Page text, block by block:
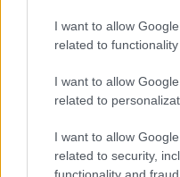
I want to allow
related to
I want to allow
related to
I want to allow
related to security,
Dizionario dei Sogni
alla Z
Smorfia